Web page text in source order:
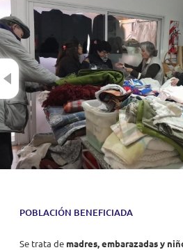
Previous
POBLACIÓN BENEFICIADA
Se trata de madres, embarazadas y